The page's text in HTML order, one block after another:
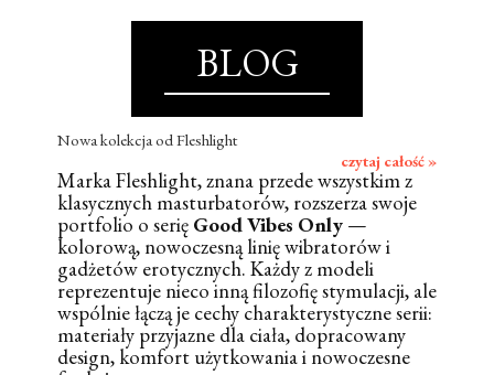
BLOG
Nowa kolekcja od Fleshlight
czytaj całość »
Marka Fleshlight, znana przede wszystkim z
klasycznych masturbatorów, rozszerza swoje
portfolio o serię Good Vibes Only —
kolorową, nowoczesną linię wibratorów i
gadżetów erotycznych. Każdy z modeli
reprezentuje nieco inną filozofię stymulacji, ale
wspólnie łączą je cechy charakterystyczne serii:
materiały przyjazne dla ciała, dopracowany
design, komfort użytkowania i nowoczesne